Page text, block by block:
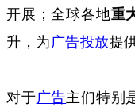
开展；全球各地重
升，为 广告投放提
对于广告主们特别